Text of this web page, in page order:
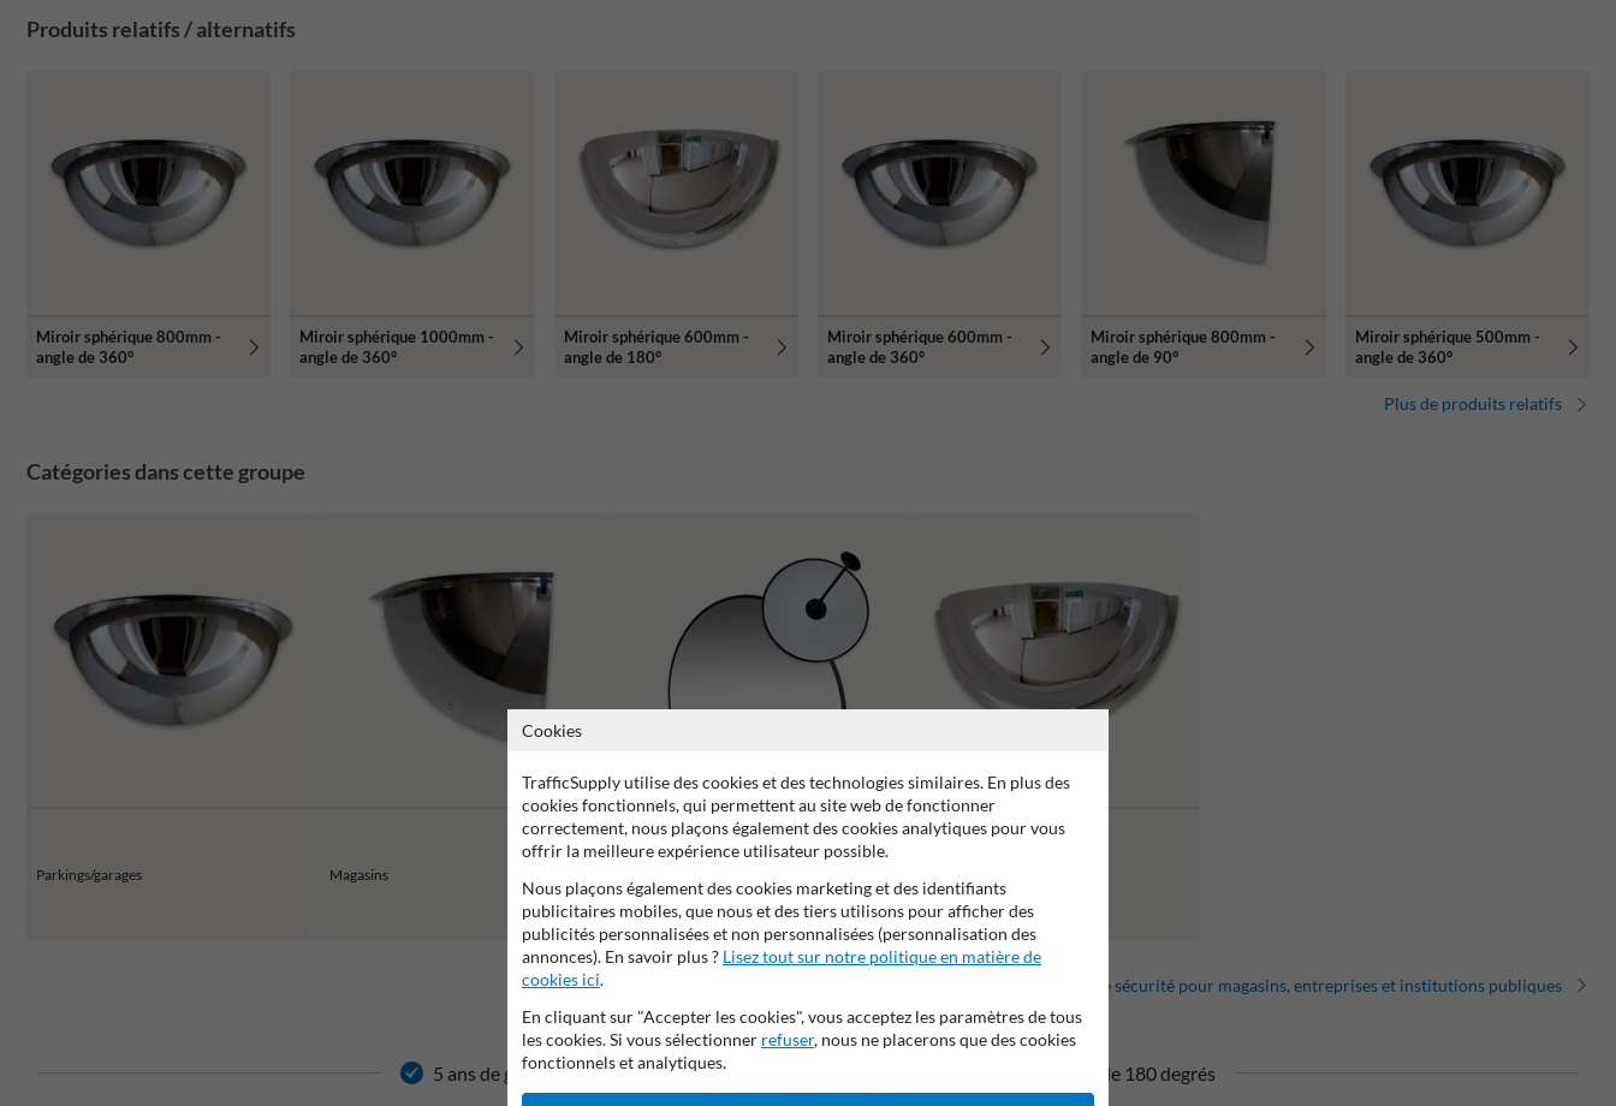
Produits relatifs / alternatifs
Miroir sphérique 800mm -
angle de 360°
Miroir sphérique 1000mm -
angle de 360°
Miroir sphérique 600mm -
angle de 180°
Miroir sphérique 600mm -
angle de 360°
Miroir sphérique 800mm -
angle de 90°
Miroir sphérique 500mm -
angle de 360°
Plus de produits relatifs
Catégories dans cette groupe
Parkings/garages Magasins
Bureaux
Miroir de sécurité pour magasins, entreprises et institutions publiques
5 ans de garantie constructeur Convient à un usage intérieur Angle de vue de 180 degrés
Cookies
TrafficSupply utilise des cookies et des technologies similaires. En plus des
cookies fonctionnels, qui permettent au site web de fonctionner
correctement, nous plaçons également des cookies analytiques pour vous
offrir la meilleure expérience utilisateur possible.
Nous plaçons également des cookies marketing et des identifiants
publicitaires mobiles, que nous et des tiers utilisons pour afficher des
publicités personnalisées et non personnalisées (personnalisation des
annonces). En savoir plus ? Lisez tout sur notre politique en matière de
cookies ici.
En cliquant sur "Accepter les cookies", vous acceptez les paramètres de tous
les cookies. Si vous sélectionner refuser, nous ne placerons que des cookies
fonctionnels et analytiques.